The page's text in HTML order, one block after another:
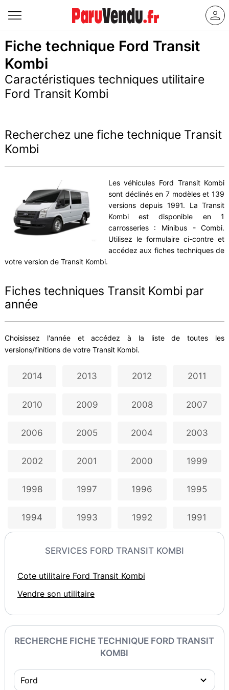
Fiche technique Ford Transit
Kombi
Caractéristiques techniques utilitaire
Ford Transit Kombi
Recherchez une fiche technique Transit
Kombi
Les véhicules Ford Transit Kombi
sont déclinés en 7 modèles et 139
versions depuis 1991. La Transit
Kombi est disponible en 1
carrosseries : Minibus - Combi.
Utilisez le formulaire ci-contre et
accédez aux fiches techniques de
votre version de Transit Kombi.
Fiches techniques Transit Kombi par
année
Choisissez l'année et accédez à la liste de toutes les
versions/finitions de votre Transit Kombi.
2014 2013 2012 2011
2010 2009 2008 2007
2006 2005 2004 2003
2002 2001 2000 1999
1998 1997 1996 1995
1994 1993 1992 1991
RECHERCHE FICHE TECHNIQUE FORD TRANSIT
KOMBI
SERVICES FORD TRANSIT KOMBI
Cote utilitaire Ford Transit Kombi
Vendre son utilitaire